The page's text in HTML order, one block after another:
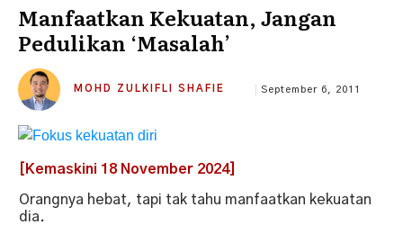
Manfaatkan Kekuatan, Jangan
Pedulikan ‘Masalah’
MOHD ZULKIFLI SHAFIE September 6, 2011
[Kemaskini 18 November 2024]
Orangnya hebat, tapi tak tahu manfaatkan kekuatan
dia.